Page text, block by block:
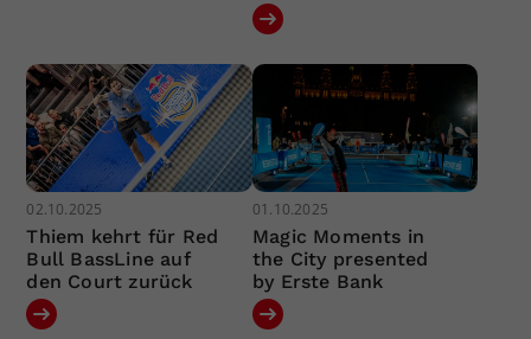
02.10.2025
Thiem kehrt für Red
Bull BassLine auf
den Court zurück
01.10.2025
Magic Moments in
the City presented
by Erste Bank